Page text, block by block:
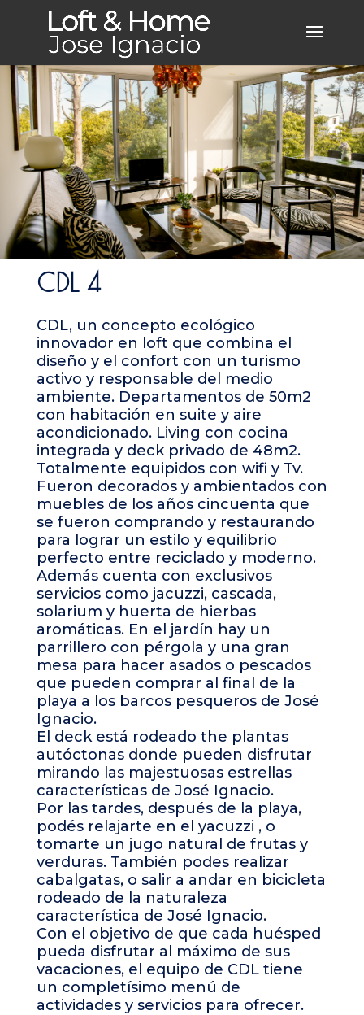
CDL 4
CDL, un concepto ecológico
innovador en loft que combina el
diseño y el confort con un turismo
activo y responsable del medio
ambiente. Departamentos de 50m2
con habitación en suite y aire
acondicionado. Living con cocina
integrada y deck privado de 48m2.
Totalmente equipidos con wifi y Tv.
Fueron decorados y ambientados con
muebles de los años cincuenta que
se fueron comprando y restaurando
para lograr un estilo y equilibrio
perfecto entre reciclado y moderno.
Además cuenta con exclusivos
servicios como jacuzzi, cascada,
solarium y huerta de hierbas
aromáticas. En el jardín hay un
parrillero con pérgola y una gran
mesa para hacer asados o pescados
que pueden comprar al final de la
playa a los barcos pesqueros de José
Ignacio.
El deck está rodeado the plantas
autóctonas donde pueden disfrutar
mirando las majestuosas estrellas
características de José Ignacio.
Por las tardes, después de la playa,
podés relajarte en el yacuzzi , o
tomarte un jugo natural de frutas y
verduras. También podes realizar
cabalgatas, o salir a andar en bicicleta
rodeado de la naturaleza
característica de José Ignacio.
Con el objetivo de que cada huésped
pueda disfrutar al máximo de sus
vacaciones, el equipo de CDL tiene
un completísimo menú de
actividades y servicios para ofrecer.